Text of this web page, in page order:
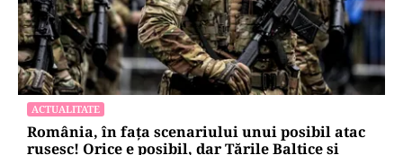
ACTUALITATE
România, în fața scenariului unui posibil atac
rusesc! Orice e posibil, dar Țările Baltice și